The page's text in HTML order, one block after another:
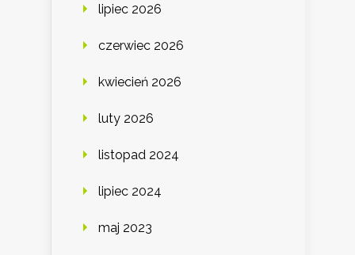
lipiec 2026
czerwiec 2026
kwiecień 2026
luty 2026
listopad 2024
lipiec 2024
maj 2023